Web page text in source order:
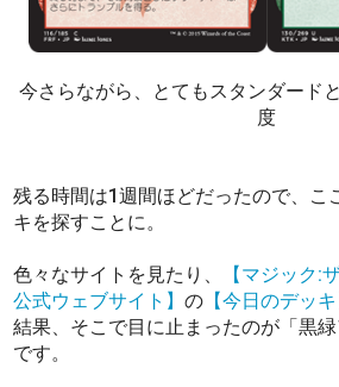
今さらながら、とてもスタンダード
度
残る時間は1週間ほどだったので、こ
キを探すことに。
色々なサイトを見たり、
【マジック:
公式ウェブサイト】の 【今日のデッキ
結果、そこで目に止まったのが「黒緑
です。